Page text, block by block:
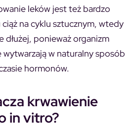
leków jest też bardzo
na cyklu sztucznym, wtedy
dłużej, ponieważ organizm
w naturalny sposób
hormonów.
krwawienie
in vitro?